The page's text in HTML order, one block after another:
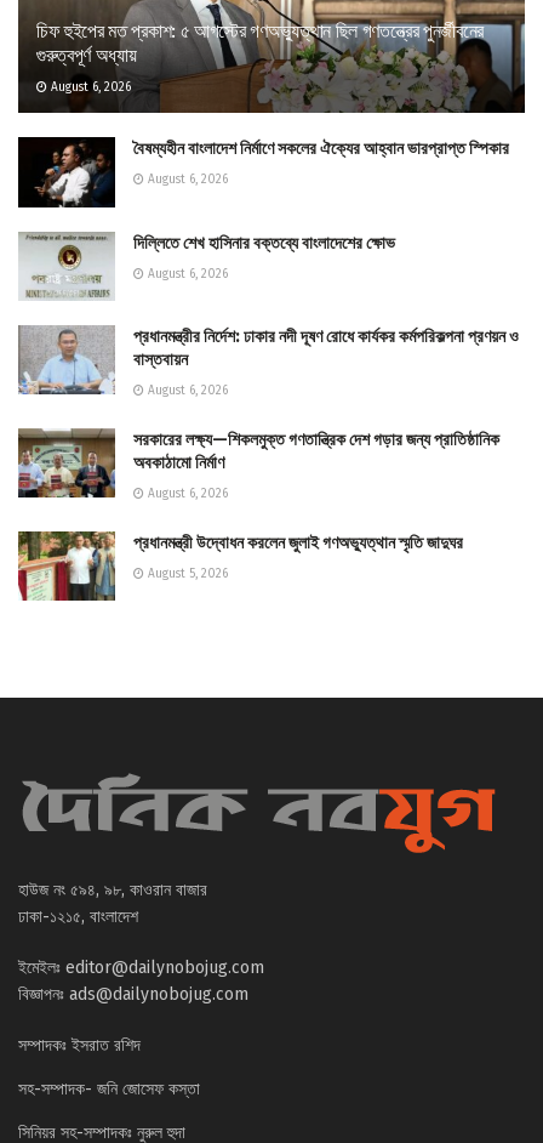
চিফ হুইপের মত প্রকাশ: ৫ আগস্টের গণঅভ্যুত্থান ছিল গণতন্ত্রের পুনর্জীবনের
গুরুত্বপূর্ণ অধ্যায়
August 6, 2026
বৈষম্যহীন বাংলাদেশ নির্মাণে সকলের ঐক্যের আহ্বান ভারপ্রাপ্ত স্পিকার
August 6, 2026
দিল্লিতে শেখ হাসিনার বক্তব্যে বাংলাদেশের ক্ষোভ
August 6, 2026
প্রধানমন্ত্রীর নির্দেশ: ঢাকার নদী দূষণ রোধে কার্যকর কর্মপরিকল্পনা প্রণয়ন ও
বাস্তবায়ন
August 6, 2026
সরকারের লক্ষ্য—শিকলমুক্ত গণতান্ত্রিক দেশ গড়ার জন্য প্রাতিষ্ঠানিক
অবকাঠামো নির্মাণ
August 6, 2026
প্রধানমন্ত্রী উদ্বোধন করলেন জুলাই গণঅভ্যুত্থান স্মৃতি জাদুঘর
August 5, 2026
হাউজ নং ৫৯৪, ৯৮, কাওরান বাজার
ঢাকা-১২১৫, বাংলাদেশ
ইমেইলঃ editor@dailynobojug.com
বিজ্ঞাপনঃ ads@dailynobojug.com
সম্পাদকঃ ইসরাত রশিদ
সহ-সম্পাদক- জনি জোসেফ কস্তা
সিনিয়র সহ-সম্পাদকঃ নুরুল হুদা